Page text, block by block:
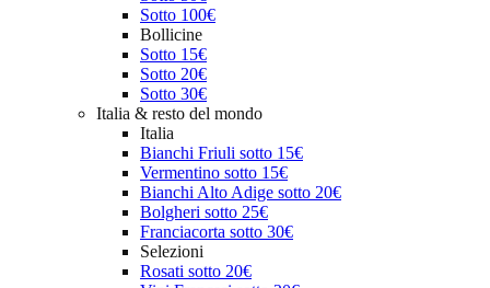
Sotto 100€
Bollicine
Sotto 15€
Sotto 20€
Sotto 30€
Italia & resto del mondo
Italia
Bianchi Friuli sotto 15€
Vermentino sotto 15€
Bianchi Alto Adige sotto 20€
Bolgheri sotto 25€
Franciacorta sotto 30€
Selezioni
Rosati sotto 20€